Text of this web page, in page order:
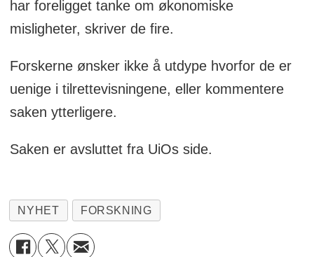
har foreligget tanke om økonomiske
misligheter, skriver de fire.
Forskerne ønsker ikke å utdype hvorfor de er
uenige i tilrettevisningene, eller kommentere
saken ytterligere.
Saken er avsluttet fra UiOs side.
NYHET FORSKNING